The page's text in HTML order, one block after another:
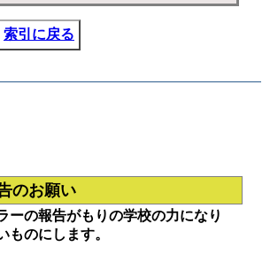
索引に戻る
のお願い
ーの報告がもりの学校の力になり
ものにします。